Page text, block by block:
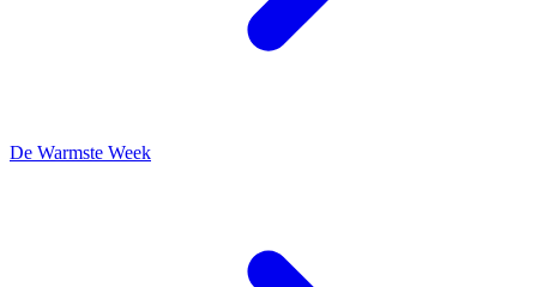
De Warmste Week